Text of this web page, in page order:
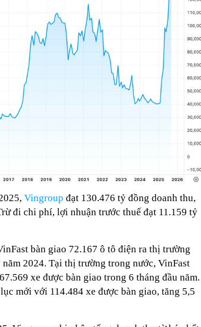
Vingroup đạt 130.476 tỷ đồng doanh thu,
đi chi phí, lợi nhuận trước thuế đạt 11.159 tỷ
bàn giao 72.167 ô tô điện ra thị trường
2024. Tại thị trường trong nước, VinFast
xe được bàn giao trong 6 tháng đầu năm.
mới với 114.484 xe được bàn giao, tăng 5,5